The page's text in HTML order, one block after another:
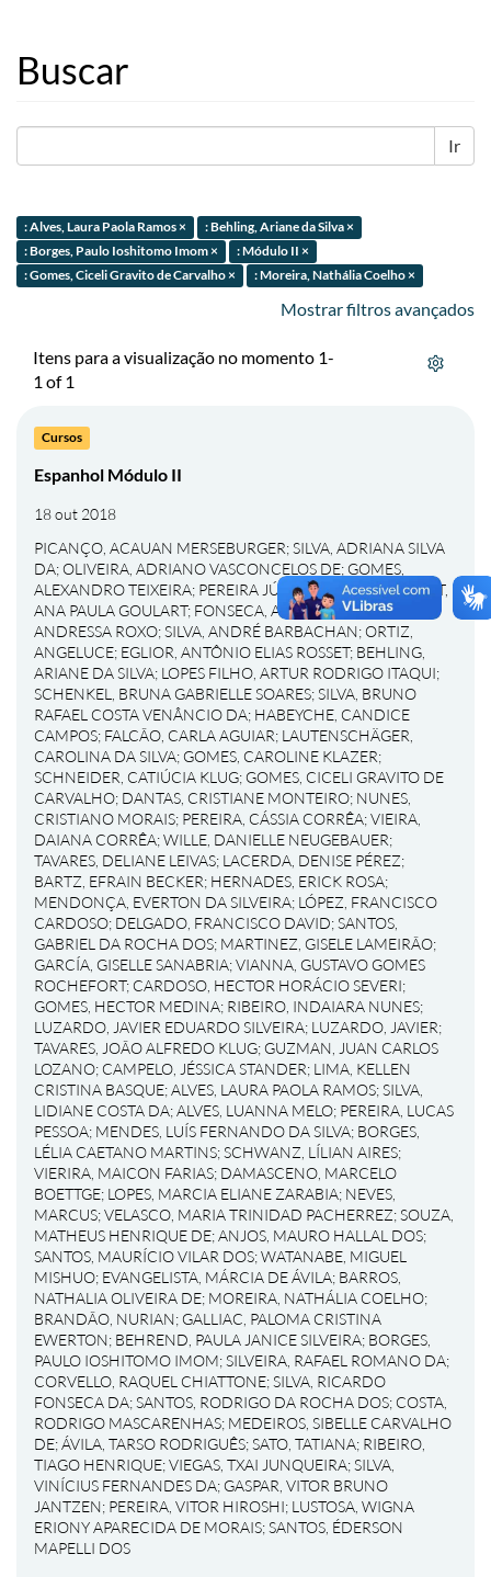
Buscar
Ir
: Alves, Laura Paola Ramos ×
: Behling, Ariane da Silva ×
: Borges, Paulo Ioshitomo Imom ×
: Módulo II ×
: Gomes, Ciceli Gravito de Carvalho ×
: Moreira, Nathália Coelho ×
Mostrar filtros avançados
Itens para a visualização no momento 1-
1 of 1
Cursos
Espanhol Módulo II
18 out 2018
PICANÇO, ACAUAN MERSEBURGER;SILVA, ADRIANA SILVA
DA;OLIVEIRA, ADRIANO VASCONCELOS DE; GOMES,
ALEXANDRO TEIXEIRA; PEREIRA JÚNIOR, ALÉRCIO;BONAT,
ANA PAULA GOULART; FONSECA, ANDREA UALT;PONS,
ANDRESSA ROXO;SILVA, ANDRÉ BARBACHAN;ORTIZ,
ANGELUCE; EGLIOR, ANTÔNIO ELIAS ROSSET; BEHLING,
ARIANE DA SILVA; LOPES FILHO, ARTUR RODRIGO ITAQUI;
SCHENKEL, BRUNA GABRIELLE SOARES;SILVA, BRUNO
RAFAEL COSTA VENÂNCIO DA; HABEYCHE, CANDICE
CAMPOS; FALCÃO, CARLA AGUIAR; LAUTENSCHÄGER,
CAROLINA DA SILVA; GOMES, CAROLINE KLAZER;
SCHNEIDER, CATIÚCIA KLUG; GOMES, CICELI GRAVITO DE
CARVALHO; DANTAS, CRISTIANE MONTEIRO; NUNES,
CRISTIANO MORAIS; PEREIRA, CÁSSIA CORRÊA;VIEIRA,
DAIANA CORRÊA;WILLE, DANIELLE NEUGEBAUER;
TAVARES, DELIANE LEIVAS; LACERDA, DENISE PÉREZ;
BARTZ, EFRAIN BECKER; HERNADES, ERICK ROSA;
MENDONÇA, EVERTON DA SILVEIRA; LÓPEZ, FRANCISCO
CARDOSO; DELGADO, FRANCISCO DAVID;SANTOS,
GABRIEL DA ROCHA DOS; MARTINEZ, GISELE LAMEIRÃO;
GARCÍA, GISELLE SANABRIA;VIANNA, GUSTAVO GOMES
ROCHEFORT; CARDOSO, HECTOR HORÁCIO SEVERI;
GOMES, HECTOR MEDINA; RIBEIRO, INDAIARA NUNES;
LUZARDO, JAVIER EDUARDO SILVEIRA; LUZARDO, JAVIER;
TAVARES, JOÃO ALFREDO KLUG; GUZMAN, JUAN CARLOS
LOZANO; CAMPELO, JÉSSICA STANDER; LIMA, KELLEN
CRISTINA BASQUE;ALVES, LAURA PAOLA RAMOS;SILVA,
LIDIANE COSTA DA;ALVES, LUANNA MELO; PEREIRA, LUCAS
PESSOA; MENDES, LUÍS FERNANDO DA SILVA; BORGES,
LÉLIA CAETANO MARTINS;SCHWANZ, LÍLIAN AIRES;
VIERIRA, MAICON FARIAS; DAMASCENO, MARCELO
BOETTGE; LOPES, MARCIA ELIANE ZARABIA; NEVES,
MARCUS;VELASCO, MARIA TRINIDAD PACHERREZ;SOUZA,
MATHEUS HENRIQUE DE;ANJOS, MAURO HALLAL DOS;
SANTOS, MAURÍCIO VILAR DOS;WATANABE, MIGUEL
MISHUO; EVANGELISTA, MÁRCIA DE ÁVILA; BARROS,
NATHALIA OLIVEIRA DE; MOREIRA, NATHÁLIA COELHO;
BRANDÃO, NURIAN; GALLIAC, PALOMA CRISTINA
EWERTON; BEHREND, PAULA JANICE SILVEIRA; BORGES,
PAULO IOSHITOMO IMOM;SILVEIRA, RAFAEL ROMANO DA;
CORVELLO, RAQUEL CHIATTONE;SILVA, RICARDO
FONSECA DA;SANTOS, RODRIGO DA ROCHA DOS; COSTA,
RODRIGO MASCARENHAS; MEDEIROS, SIBELLE CARVALHO
DE;ÁVILA, TARSO RODRIGUÊS;SATO, TATIANA; RIBEIRO,
TIAGO HENRIQUE;VIEGAS, TXAI JUNQUEIRA;SILVA,
VINÍCIUS FERNANDES DA; GASPAR, VITOR BRUNO
JANTZEN; PEREIRA, VITOR HIROSHI; LUSTOSA, WIGNA
ERIONY APARECIDA DE MORAIS;SANTOS, ÉDERSON
MAPELLI DOS